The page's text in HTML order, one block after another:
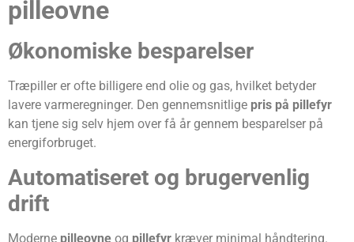
pilleovne
Økonomiske besparelser
Træpiller er ofte billigere end olie og gas, hvilket betyder
lavere varmeregninger. Den gennemsnitlige pris på pillefyr
kan tjene sig selv hjem over få år gennem besparelser på
energiforbruget.
Automatiseret og brugervenlig
drift
Moderne pilleovne og pillefyr kræver minimal håndtering.